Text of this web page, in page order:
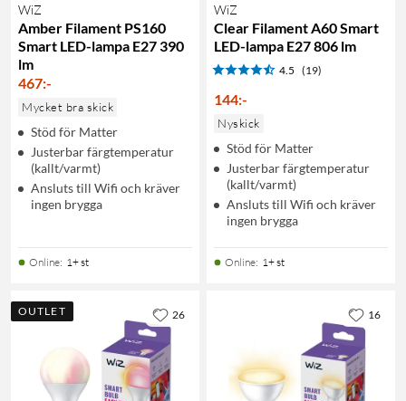
WiZ
Amber Filament PS160
Smart LED-lampa E27 390
lm
467:-
Mycket bra skick
Stöd för Matter
Justerbar färgtemperatur
(kallt/varmt)
Ansluts till Wifi och kräver
ingen brygga
Online: 1+ st
WiZ
Clear Filament A60 Smart
LED-lampa E27 806 lm
4.5 (19)
144:-
Nyskick
Stöd för Matter
Justerbar färgtemperatur
(kallt/varmt)
Ansluts till Wifi och kräver
ingen brygga
Online: 1+ st
OUTLET 26 16